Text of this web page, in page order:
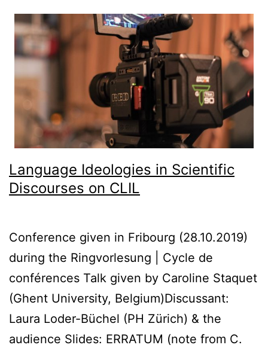
Language Ideologies in Scientific
Discourses on CLIL
Conference given in Fribourg (28.10.2019)
during the Ringvorlesung | Cycle de
conférences Talk given by Caroline Staquet
(Ghent University, Belgium)Discussant:
Laura Loder-Büchel (PH Zürich) & the
audience Slides: ERRATUM (note from C.